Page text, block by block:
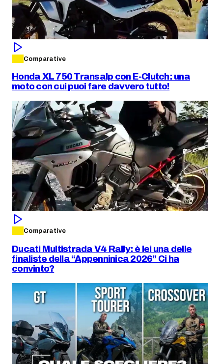
Comparative
Honda XL 750 Transalp con E-Clutch: una
moto con cui puoi fare davvero tutto!
Comparative
Ducati Multistrada V4 Rally: è lei una delle
finaliste della “Appenninica 2026” Ci ha
convinto?